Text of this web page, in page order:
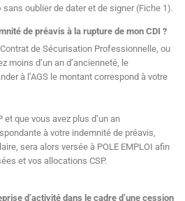
oublier de dater et de signer (Fiche 1).
de préavis à la rupture de mon CDI ?
de Sécurisation Professionnelle, ou
moins d’un an d’ancienneté, le
à l’AGS le montant correspond à votre
et que vous avez plus d’un an
à votre indemnité de préavis,
sera alors versée à POLE EMPLOI afin
et vos allocations CSP.
d’activité dans le cadre d’une cession